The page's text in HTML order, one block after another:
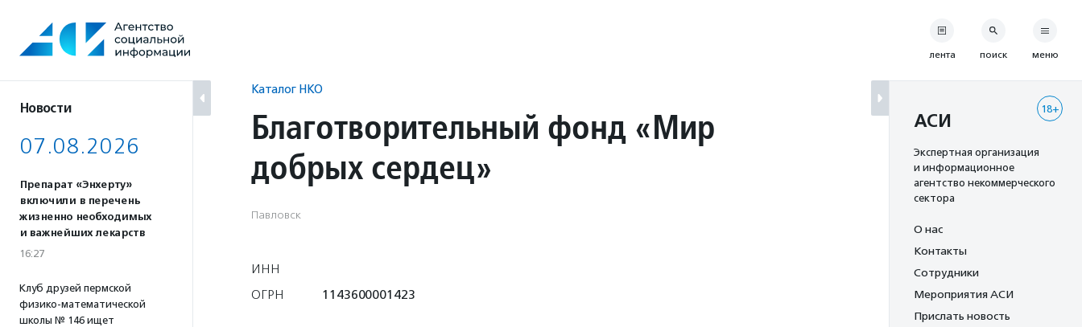
содержанию
Новости
07.08.2026
Препарат «Энхерту»
включили в перечень
жизненно необходимых
и важнейших лекарств
16:27
Клуб друзей пермской
физико-математической
школы № 146 ищет
Каталог НКО
Благотворительный фонд «Мир
добрых сердец»
Павловск
ИНН
ОГРН
1143600001423
лента поиск меню
18+
АСИ
Экспертная организация
и информационное
агентство некоммерческого
сектора
О нас
Контакты
Сотрудники
Мероприятия АСИ
Прислать новость